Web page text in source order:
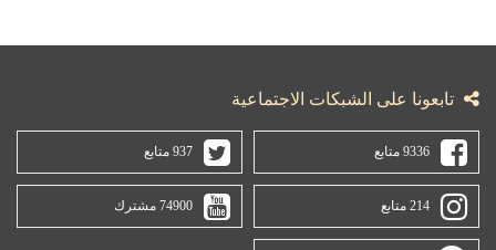
تابعونا على الشبكات الاجتماعية
9336 متابع 937 متابع
214 متابع 74900 مشترك